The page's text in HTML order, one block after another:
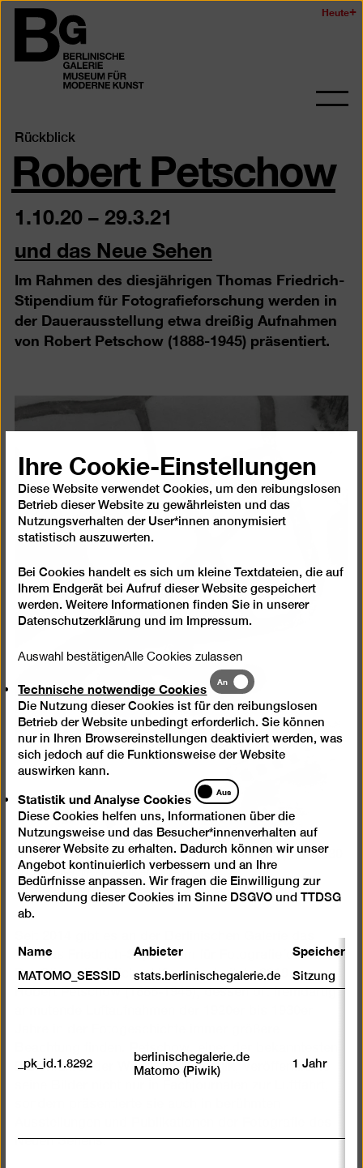
Zum
Seiteninhalt
springen
Berlinischen
Galerie
Heute
Rückblick
Robert Petschow
1.10.20–29.3.21
und das Neue Sehen
Im Rahmen des diesjährigen Thomas Friedrich-
Stipendium für Fotografieforschung werden in
der Dauerausstellung etwa dreißig Aufnahmen
von Robert Petschow (1888-1945) präsentiert.
Robert Petschow, Eisbahn auf Schlossteich, um 1930
© Urheberrechte am Werk erloschen
Thomas Friedrich-Stipendium für Fotografieforschung.
Der Stipendiat Michael Kempf arbeitete 2019 zu
Robert Petschow (1888-1945), dessen oft fremdartig
Ballonfahrer der Weimarer Republik, veröffentlichte
Neuen Sehens.
Ihre Cookie-Einstellungen
Diese Website verwendet Cookies, um den reibungslosen
Betrieb dieser Website zu gewährleisten und das
Nutzungsverhalten der User*innen anonymisiert
statistisch auszuwerten.
Bei Cookies handelt es sich um kleine Textdateien, die auf
Ihrem Endgerät bei Aufruf dieser Website gespeichert
werden. Weitere Informationen finden Sie in unserer
Datenschutzerklärung und im Impressum.
Auswahl bestätigenAlle Cookies zulassen
Technische notwendige Cookies
Technische
notwendige
Cookies
An
Die Nutzung dieser Cookies ist für den reibungslosen
Betrieb der Website unbedingt erforderlich. Sie können
nur in Ihren Browsereinstellungen deaktiviert werden, was
sich jedoch auf die Funktionsweise der Website
auswirken kann.
Statistik und Analyse Cookies
Statistik
und
Analyse
Cookies
Aus
Diese Cookies helfen uns, Informationen über die
Nutzungsweise und das Besucher*innenverhalten auf
unserer Website zu erhalten. Dadurch können wir unser
Angebot kontinuierlich verbessern und an Ihre
Bedürfnisse anpassen. Wir fragen die Einwilligung zur
Verwendung dieser Cookies im Sinne DSGVO und TTDSG
ab.
Name Anbieter
MATOMO_SESSID stats.berlinischegalerie.de Sitzung
_pk_id.1.8292
berlinischegalerie.de
Matomo (Piwik)
1 Jahr